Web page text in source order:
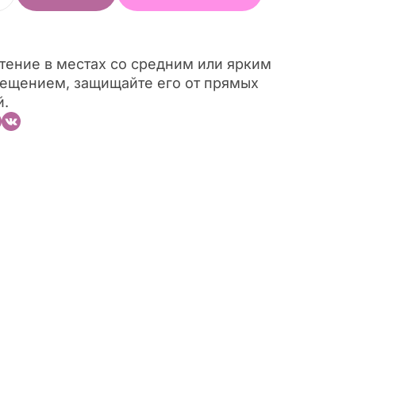
в местах со средним или ярким
защищайте его от прямых